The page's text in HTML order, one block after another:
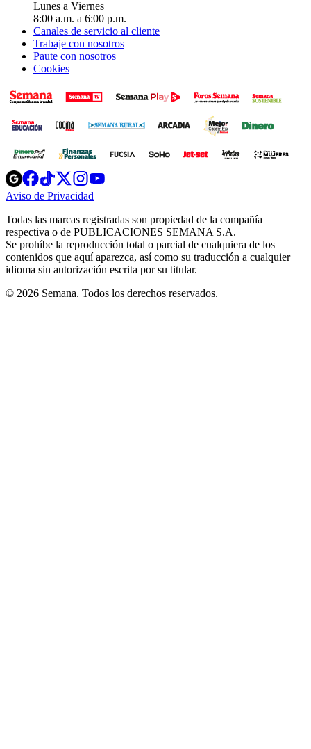
Lunes a Viernes
8:00 a.m. a 6:00 p.m.
Canales de servicio al cliente
Trabaje con nosotros
Paute con nosotros
Cookies
Opens
in
new
Opens
in
new
Opens
in
new
window
Opens
new
windowwindow
Aviso de Privacidad
new
window
Todas las marcas registradas son propiedad de la compañía
respectiva o de PUBLICACIONES SEMANA S.A.
Se prohíbe la reproducción total o parcial de cualquiera de los
contenidos que aquí aparezca, así como su traducción a cualquier
idioma sin autorización escrita por su titular.
© 2026 Semana. Todos los derechos reservados.